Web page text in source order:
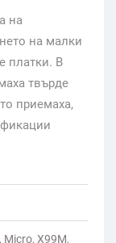
на
на малки
платки. В
твърде
приемаха,
, Micro, X99M,